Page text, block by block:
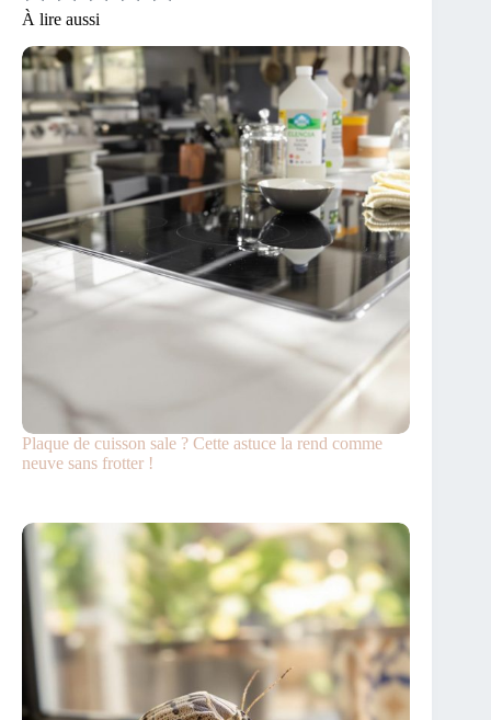
À lire aussi
Plaque de cuisson sale ? Cette astuce la rend comme
neuve sans frotter !